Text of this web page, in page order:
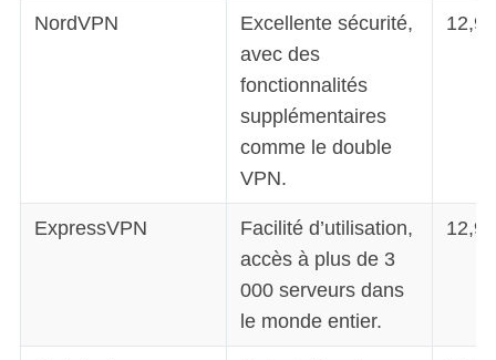
NordVPN
Excellente sécurité,
avec des
fonctionnalités
supplémentaires
comme le double
VPN.
ExpressVPN
Facilité d’utilisation,
accès à plus de 3
000 serveurs dans
le monde entier.